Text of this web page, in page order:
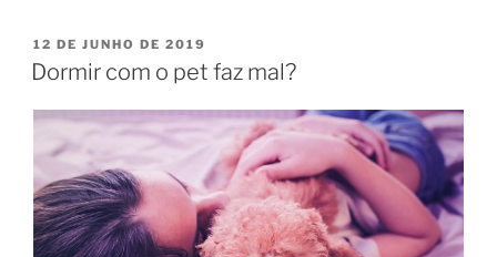
12 DE JUNHO DE 2019
Dormir com o pet faz mal?